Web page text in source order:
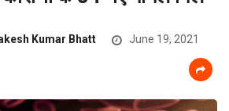
Kumar Bhatt June 19, 2021